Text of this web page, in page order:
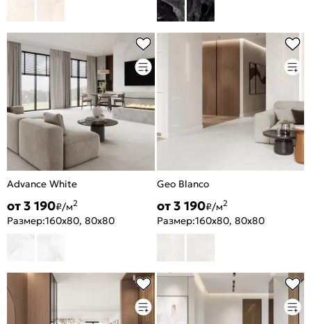
Advance White
от 3 190₽/м2
Размер:160x80, 80x80
Geo Blanco
от 3 190₽/м2
Размер:160x80, 80x80